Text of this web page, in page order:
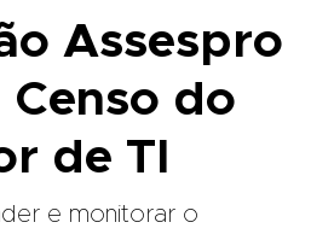
Assespro
Censo do
de TI
e monitorar o